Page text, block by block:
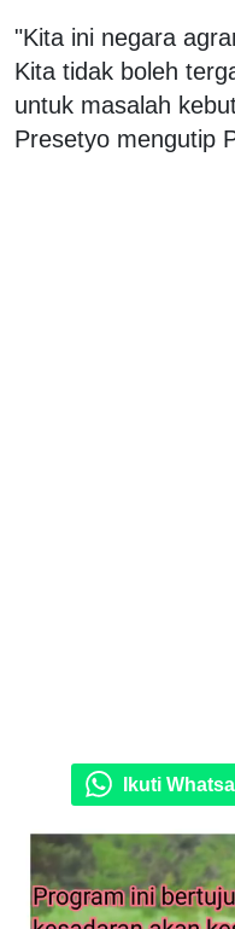
"Kita ini negara
Kita tidak boleh
untuk masalah
Presetyo mengutip
Ikuti